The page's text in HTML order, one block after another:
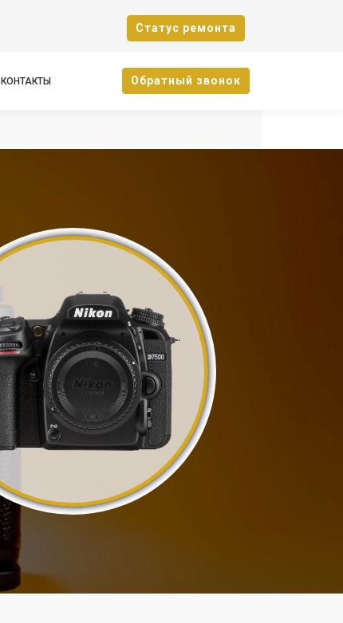
Cтатус ремонта
КОНТАКТЫ Oбратный звонок